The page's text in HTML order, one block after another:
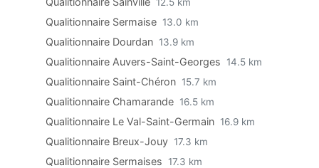
Qualitionnaire Sermaise 13.0 km
Qualitionnaire Dourdan 13.9 km
Qualitionnaire Auvers-Saint-Georges 14.5 km
Qualitionnaire Saint-Chéron 15.7 km
Qualitionnaire Chamarande 16.5 km
Qualitionnaire Le Val-Saint-Germain 16.9 km
Qualitionnaire Breux-Jouy 17.3 km
Qualitionnaire Sermaises 17.3 km